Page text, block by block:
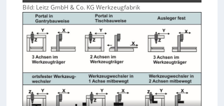
Bild: Leitz GmbH & Co. KG Werkzeugfabrik